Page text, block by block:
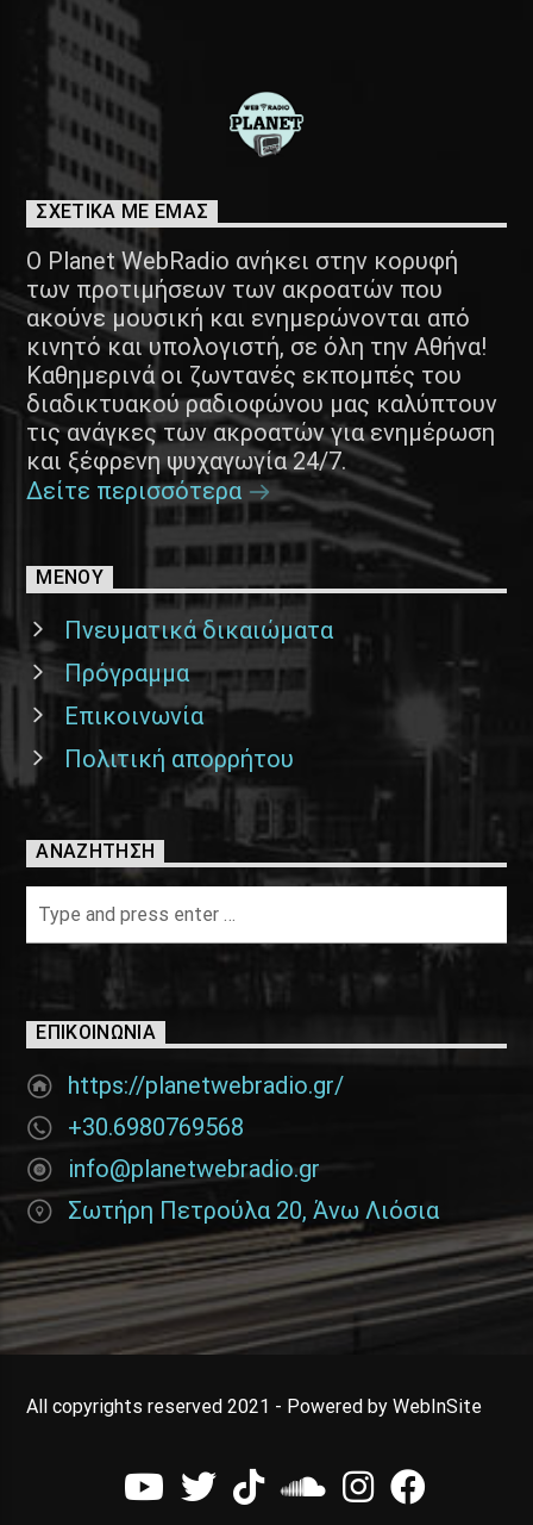
ΣΧΕΤΙΚΑ ΜΕ ΕΜΑΣ
Ο Planet WebRadio ανήκει στην κορυφή
των προτιμήσεων των ακροατών που
ακούνε μουσική και ενημερώνονται από
κινητό και υπολογιστή, σε όλη την Αθήνα!
Καθημερινά οι ζωντανές εκπομπές του
διαδικτυακού ραδιοφώνου μας καλύπτουν
τις ανάγκες των ακροατών για ενημέρωση
και ξέφρενη ψυχαγωγία 24/7.
Δείτε περισσότερα
ΜΕΝΟΥ
Πνευματικά δικαιώματα
Πρόγραμμα
Επικοινωνία
Πολιτική απορρήτου
ΑΝΑΖΉΤΗΣΗ
ΕΠΙΚΟΙΝΩΝΊΑ
https://planetwebradio.gr/
+30.6980769568
info@planetwebradio.gr
Σωτήρη Πετρούλα 20, Άνω Λιόσια
All copyrights reserved 2021 - Powered by WebInSite